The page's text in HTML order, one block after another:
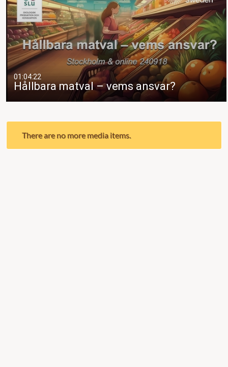
01:04:22
Hållbara matval – vems ansvar?
There are no more media items.